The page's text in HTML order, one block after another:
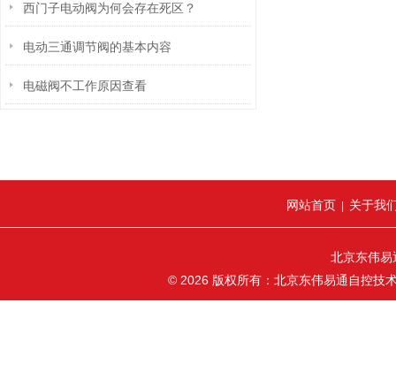
西门子电动阀为何会存在死区？
电动三通调节阀的基本内容
电磁阀不工作原因查看
网站首页 关于我
北京东伟易
© 2026 版权所有：北京东伟易通自控技